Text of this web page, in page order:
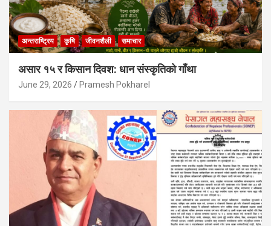
अन्तराष्ट्रिय कृषि जीवनशैली समाचार
असार १५ र किसान दिवश: धान संस्कृतिको गाँथा
June 29, 2026 Pramesh Pokharel